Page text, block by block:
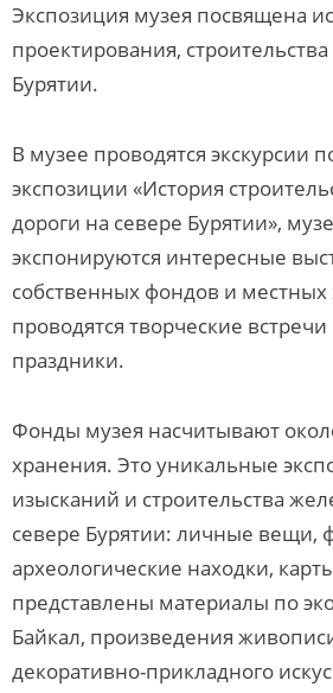
Экспозиция музея посвящена
проектирования,
Бурятии.
В музее проводятся экскурсии
экспозиции «История
дороги на севере Бурятии»,
экспонируются интересные
собственных фондов и
проводятся творческие
праздники.
Фонды музея насчитывают
хранения. Это уникальные
изысканий и строительства
севере Бурятии: личные вещи,
археологические находки,
представлены материалы по
Байкал, произведения
декоративно-прикладного